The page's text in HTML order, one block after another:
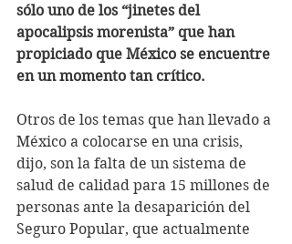
sólo uno de los “jinetes del
apocalipsis morenista” que han
propiciado que México se encuentre
en un momento tan crítico.
Otros de los temas que han llevado a
México a colocarse en una crisis,
dijo, son la falta de un sistema de
salud de calidad para 15 millones de
personas ante la desaparición del
Seguro Popular, que actualmente